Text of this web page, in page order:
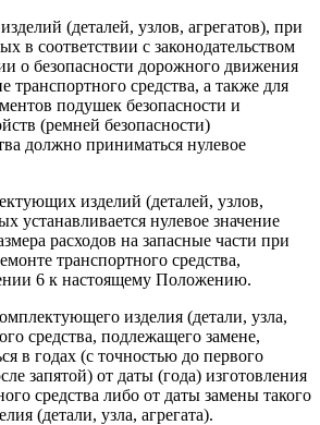
(деталей, узлов, агрегатов), при
в соответствии с законодательством
о безопасности дорожного движения
транспортного средства, а также для
подушек безопасности и
(ремней безопасности)
должно приниматься нулевое
изделий (деталей, узлов,
устанавливается нулевое значение
расходов на запасные части при
транспортного средства,
6 к настоящему Положению.
изделия (детали, узла,
средства, подлежащего замене,
в годах (с точностью до первого
запятой) от даты (года) изготовления
средства либо от даты замены такого
(детали, узла, агрегата).